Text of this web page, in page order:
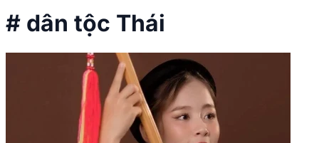
# dân tộc Thái